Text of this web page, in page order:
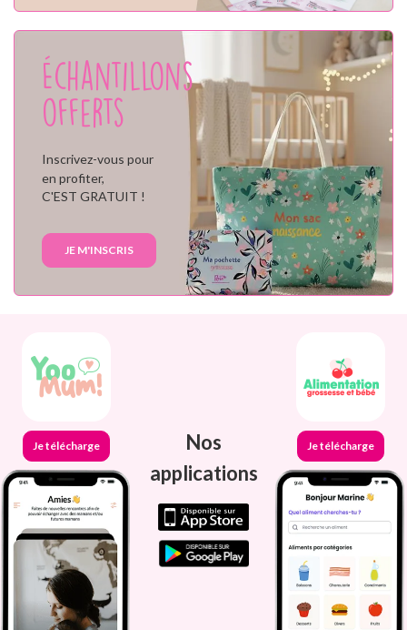
Échantillons
offerts
Inscrivez-vous pour
en profiter,
C'EST GRATUIT !
JE M'INSCRIS
Je télécharge
Nos
applications
Je télécharge